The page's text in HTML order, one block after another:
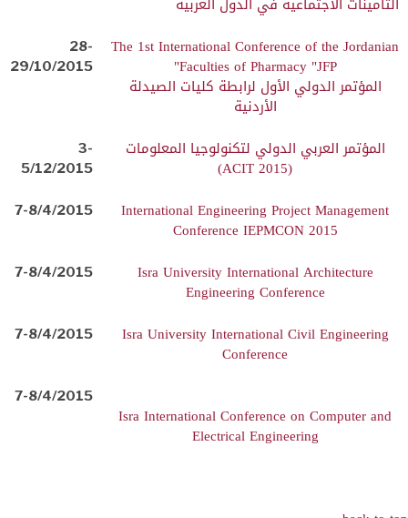
The 1st International Conference of the Jordanian
Faculties of Pharmacy "JFP"
المؤتمر الدولي الأول لرابطة كليات الصيدلة
الأردنية
28-
29/10/2015
المؤتمر العربي الدولي لتكنولوجيا المعلومات
(ACIT 2015)
3-
5/12/2015
International Engineering Project Management
Conference IEPMCON 2015
7-8/4/2015
Isra University International Architecture
Engineering Conference
7-8/4/2015
Isra University International Civil Engineering
Conference
7-8/4/2015
Isra International Conference on Computer and
Electrical Engineering
7-8/4/2015